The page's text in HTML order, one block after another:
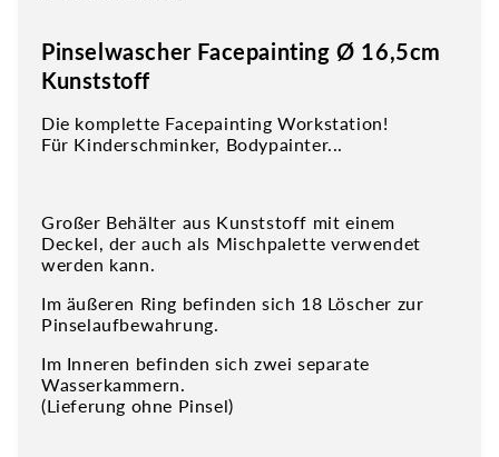
Pinselwascher Facepainting Ø 16,5cm
Kunststoff
Die komplette Facepainting Workstation!
Für Kinderschminker, Bodypainter...
Großer Behälter aus Kunststoff mit einem
Deckel, der auch als Mischpalette verwendet
werden kann.
Im äußeren Ring befinden sich 18 Löscher zur
Pinselaufbewahrung.
Im Inneren befinden sich zwei separate
Wasserkammern.
(Lieferung ohne Pinsel)